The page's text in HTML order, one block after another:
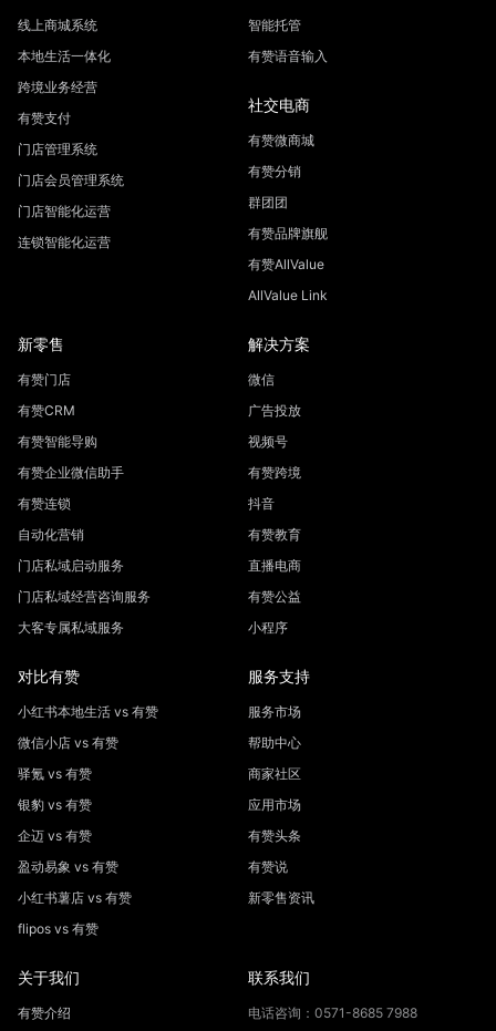
线上商城系统
本地生活一体化
跨境业务经营
有赞支付
门店管理系统
门店会员管理系统
门店智能化运营
连锁智能化运营
智能托管
有赞语音输入
社交电商
有赞微商城
有赞分销
群团团
有赞品牌旗舰
有赞AllValue
AllValue Link
新零售
有赞门店
有赞CRM
有赞智能导购
有赞企业微信助手
有赞连锁
自动化营销
门店私域启动服务
门店私域经营咨询服务
大客专属私域服务
解决方案
微信
广告投放
视频号
有赞跨境
抖音
有赞教育
直播电商
有赞公益
小程序
对比有赞
小红书本地生活 vs 有赞
微信小店 vs 有赞
驿氪 vs 有赞
银豹 vs 有赞
企迈 vs 有赞
盈动易象 vs 有赞
小红书薯店 vs 有赞
flipos vs 有赞
服务支持
服务市场
帮助中心
商家社区
应用市场
有赞头条
有赞说
新零售资讯
关于我们
有赞介绍
联系我们
电话咨询：0571-8685 7988